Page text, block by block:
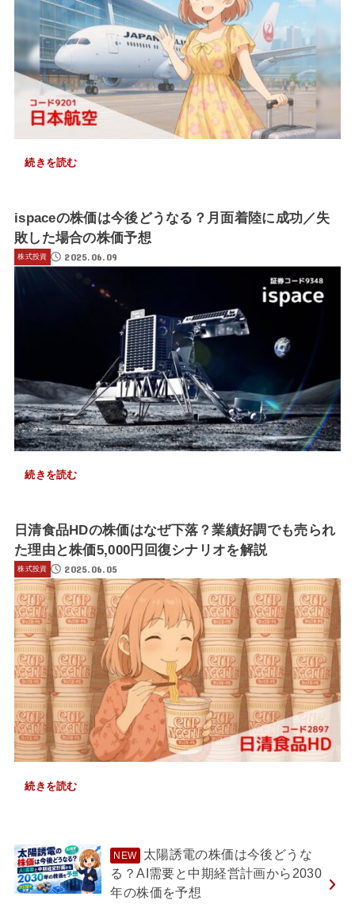
続きを読む
ispaceの株価は今後どうなる？月面着陸に成功／失
敗した場合の株価予想
株式投資 2025.06.09
続きを読む
日清食品HDの株価はなぜ下落？業績好調でも売られ
た理由と株価5,000円回復シナリオを解説
株式投資 2025.06.05
続きを読む
太陽誘電の株価は今後どうな
る？AI需要と中期経営計画から2030
年の株価を予想